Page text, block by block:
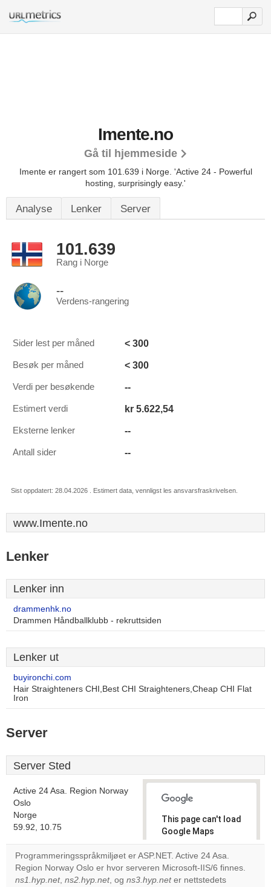
Imente.no
Gå til hjemmeside
Imente er rangert som 101.639 i Norge. 'Active 24 - Powerful
hosting, surprisingly easy.'
Analyse Lenker Server
101.639
Rang i Norge
--
Verdens-rangering
Sider lest per måned < 300
Besøk per måned < 300
Verdi per besøkende --
Estimert verdi kr 5.622,54
Eksterne lenker --
Antall sider --
Sist oppdatert: 28.04.2026 . Estimert data, vennligst les ansvarsfraskrivelsen.
www.Imente.no
Lenker
Lenker inn
drammenhk.no
Drammen Håndballklubb - rekruttsiden
Lenker ut
buyironchi.com
Hair Straighteners CHI,Best CHI Straighteners,Cheap CHI Flat
Iron
Server
Server Sted
Active 24 Asa. Region Norway
Oslo
Norge
59.92, 10.75
This page can't load
Google Maps
correctly.
Do you
own this
Programmeringsspråkmiljøet er ASP.NET. Active 24 Asa.
Region Norway Oslo er hvor serveren Microsoft-IIS/6 finnes.
ns1.hyp.net, ns2.hyp.net, og ns3.hyp.neter nettstedets